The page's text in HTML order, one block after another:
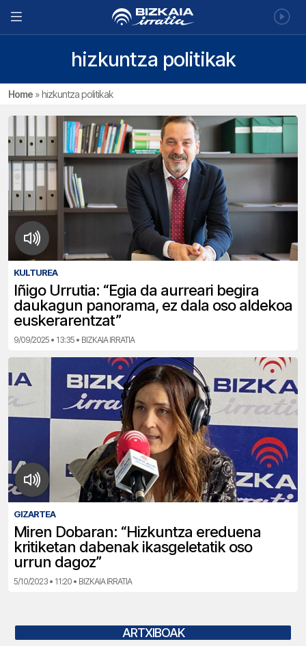
hizkuntza politikak
Home »hizkuntza politikak
KULTUREA
Iñigo Urrutia: “Egia da aurreari begira
daukagun panorama, ez dala oso aldekoa
euskerarentzat”
9/09/2025 • 13:35 • BIZKAIA IRRATIA
GIZARTEA
Miren Dobaran: “Hizkuntza ereduena
kritiketan dabenak ikasgeletatik oso
urrun dagoz”
5/10/2023 • 11:20 • BIZKAIA IRRATIA
ARTXIBOAK